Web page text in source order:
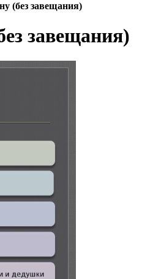
(без завещания)
завещания)